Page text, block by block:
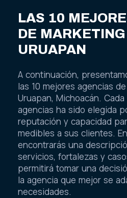
LAS 10
DE
URUAPAN
A continuación,
las 10 mejores agencias
Uruapan, Michoacán.
agencias ha sido elegida
reputación y capacidad
medibles a sus clientes.
encontrarás una
servicios, fortalezas y
permitirá tomar una
la agencia que mejor se
necesidades.